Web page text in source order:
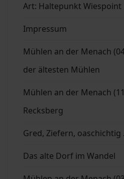
Art: Haltepunkt Wiespoint
Impressum
Mühlen an der Menach
der ältesten Mühlen
Mühlen an der Menach
Recksberg
Gred, Ziefern, oaschichtig
Das alte Dorf im Wandel